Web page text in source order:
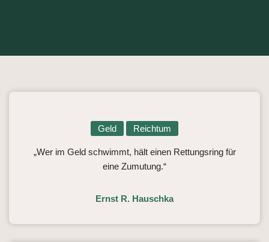
Geld Reichtum
„Wer im Geld schwimmt, hält einen Rettungsring für
eine Zumutung.“
Ernst R. Hauschka